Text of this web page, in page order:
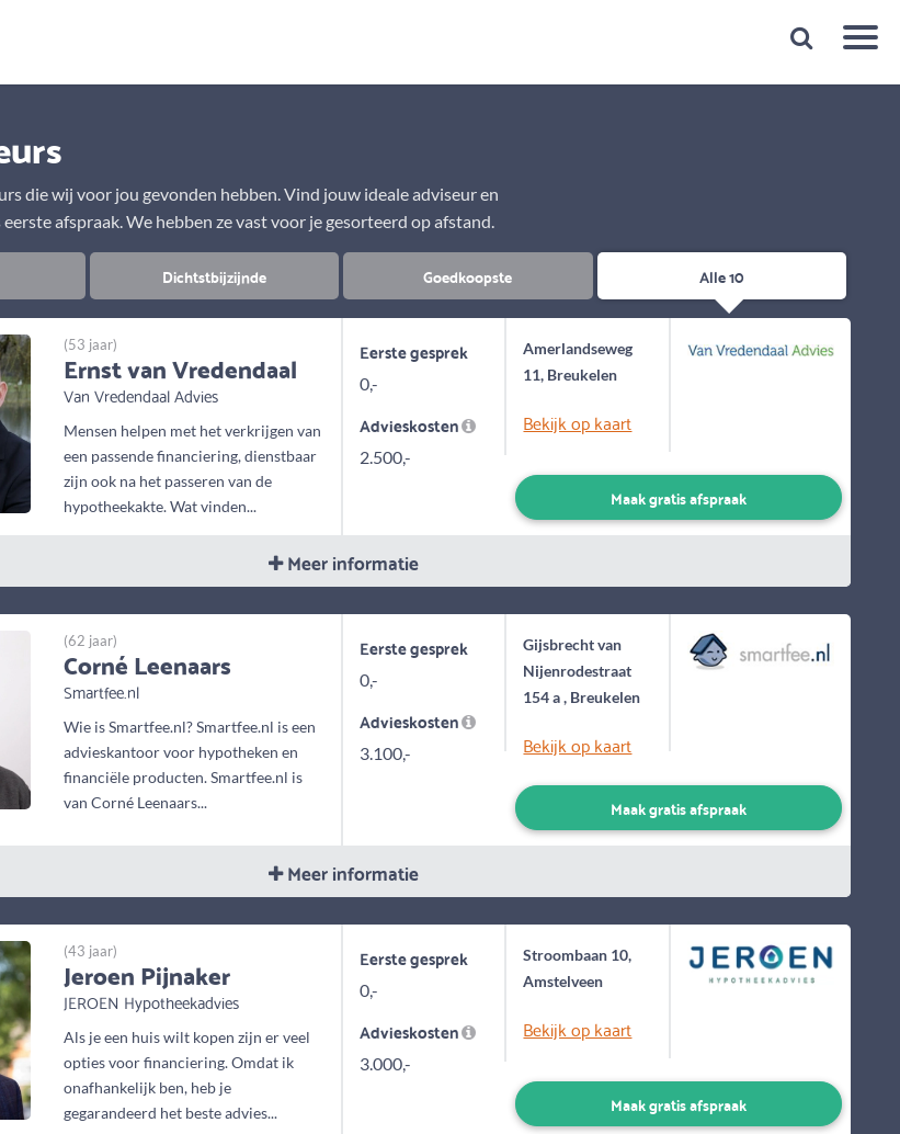
Plan een gratis 1e gesprek binnen 1 minuut
die wij voor jou gevonden hebben. Vind jouw ideale adviseur en
afspraak. We hebben ze vast voor je gesorteerd op afstand.
Dichtstbijzijnde Goedkoopste Alle 10
(53 jaar)
Ernst van Vredendaal
Van Vredendaal Advies
Mensen helpen met het verkrijgen van
een passende financiering, dienstbaar
zijn ook na het passeren van de
hypotheekakte. Wat vinden...
Eerste gesprek
0,-
Advieskosten
2.500,-
Amerlandseweg
11, Breukelen
Bekijk op kaart
Maak gratis afspraak
Meer informatie
(62 jaar)
Corné Leenaars
Smartfee.nl
Wie is Smartfee.nl? Smartfee.nl is een
advieskantoor voor hypotheken en
financiële producten. Smartfee.nl is
van Corné Leenaars...
Eerste gesprek
0,-
Advieskosten
3.100,-
Gijsbrecht van
Nijenrodestraat
154 a , Breukelen
Bekijk op kaart
Maak gratis afspraak
Meer informatie
(43 jaar)
Jeroen Pijnaker
JEROEN Hypotheekadvies
Als je een huis wilt kopen zijn er veel
opties voor financiering. Omdat ik
onafhankelijk ben, heb je
gegarandeerd het beste advies...
Eerste gesprek
0,-
Advieskosten
3.000,-
Stroombaan 10,
Amstelveen
Bekijk op kaart
Maak gratis afspraak